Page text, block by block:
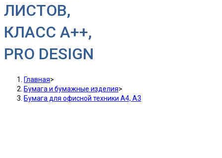
ЛИСТОВ,
КЛАСС A++,
PRO DESIGN
Главная>
Бумага и бумажные изделия>
Бумага для офисной техники А4, А3